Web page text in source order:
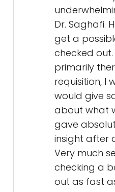
Dr. Saghafi.
get a
checked out.
primarily
requisition, I
would give
about what
gave
insight after
Very much
checking a
out as fast